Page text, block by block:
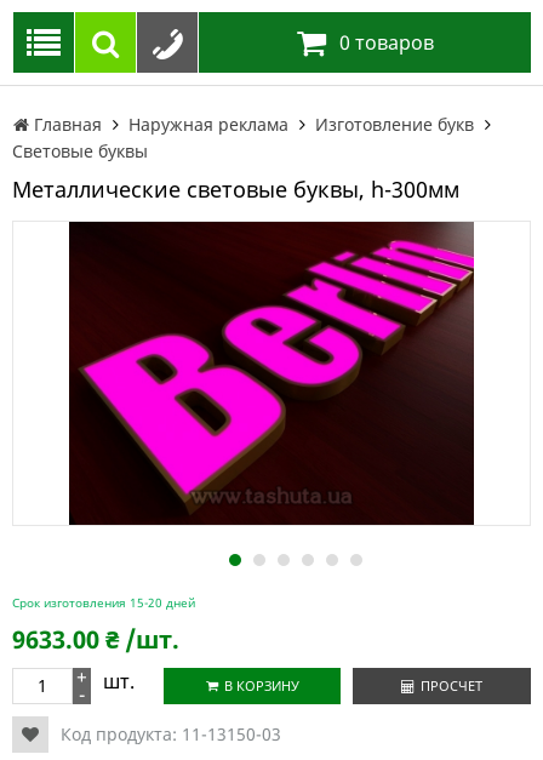
0 товаров
Главная Наружная реклама
Изготовление букв
Световые буквы
Металлические световые буквы, h-300мм
1 2 3 4 5 6
Срок изготовления 15-20 дней
9633.00₴ /шт.
+
- шт. В КОРЗИНУ ПРОСЧЕТ
Код продукта: 11-13150-03